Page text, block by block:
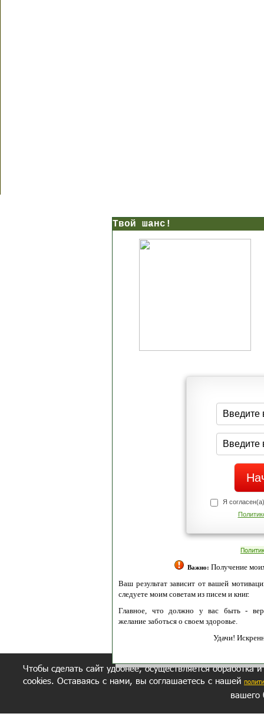
Твой шанс!
Я
Важно: Получение
Ваш результат зависит от вашей
следуете моим советам из писем и книг.
Главное, что должно у вас быть -
желание заботься о своем здоровье.
Удачи!
Чтобы сделать сайт удобнее, осуществляется обработка
cookies. Оставаясь с нами, вы соглашаетесь с нашей
вашего